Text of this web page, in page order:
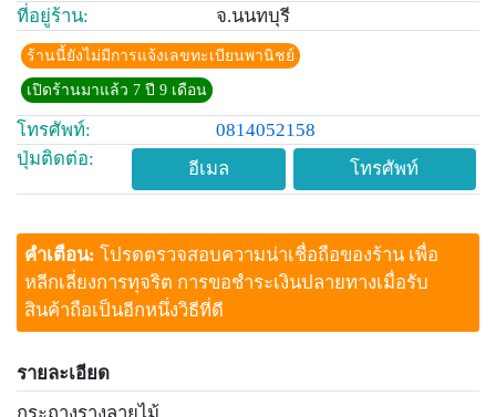
ที่อยู่ร้าน:
จ.นนทบุรี
ร้านนี้ยังไม่มีการแจ้งเลขทะเบียนพานิชย์
เปิดร้านมาแล้ว 7 ปี 9 เดือน
โทรศัพท์:
0814052158
ปุ่มติดต่อ:
อีเมล โทรศัพท์
คำเตือน: โปรดตรวจสอบความน่าเชื่อถือของร้าน เพื่อ
หลีกเลี่ยงการทุจริต การขอชำระเงินปลายทางเมื่อรับ
สินค้าถือเป็นอีกหนึ่งวิธีที่ดี
รายละเอียด